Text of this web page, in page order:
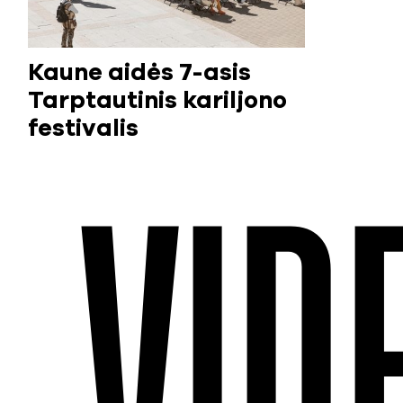
Kaune aidės 7-asis
Tarptautinis kariljono
festivalis